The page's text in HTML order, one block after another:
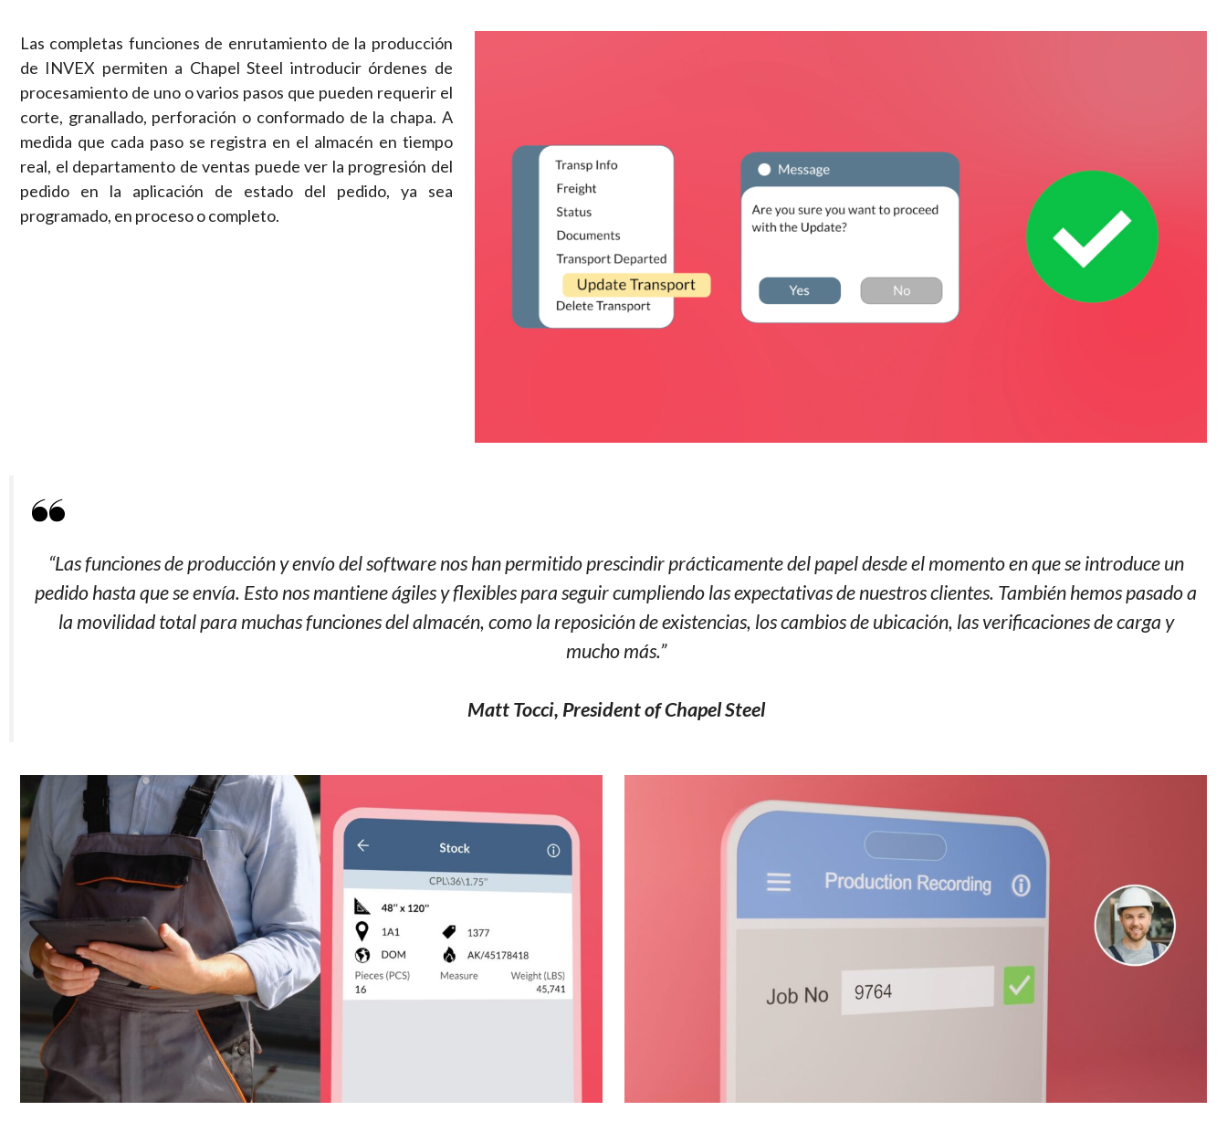
Las completas funciones de enrutamiento de la producción
de INVEX permiten a Chapel Steel introducir órdenes de
procesamiento de uno o varios pasos que pueden requerir el
corte, granallado, perforación o conformado de la chapa. A
medida que cada paso se registra en el almacén en tiempo
real, el departamento de ventas puede ver la progresión del
pedido en la aplicación de estado del pedido, ya sea
programado, en proceso o completo.
“Las funciones de producción y envío del software nos han permitido prescindir prácticamente del papel desde el momento en que se introduce un
pedido hasta que se envía. Esto nos mantiene ágiles y flexibles para seguir cumpliendo las expectativas de nuestros clientes. También hemos pasado a
la movilidad total para muchas funciones del almacén, como la reposición de existencias, los cambios de ubicación, las verificaciones de carga y
mucho más.”
Matt Tocci, President of Chapel Steel